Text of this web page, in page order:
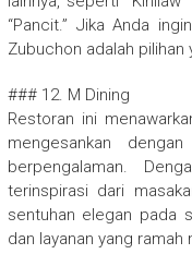
“Pancit.” Jika Anda
Zubuchon adalah pilihan
### 12. M Dining
Restoran ini
mengesankan
berpengalaman.
terinspirasi dari
sentuhan elegan pada
dan layanan yang